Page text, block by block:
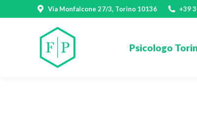
Via Monfalcone 27/3, Torino 10136 +39
Psicologo
Psicologo Torino